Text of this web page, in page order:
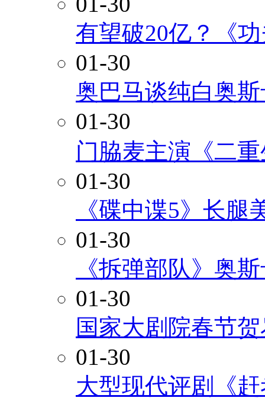
有望破20亿？《
01-30
奥巴马谈纯白奥
01-30
门脇麦主演《二
01-30
《碟中谍5》长腿
01-30
《拆弹部队》奥
01-30
国家大剧院春节
01-30
大型现代评剧《